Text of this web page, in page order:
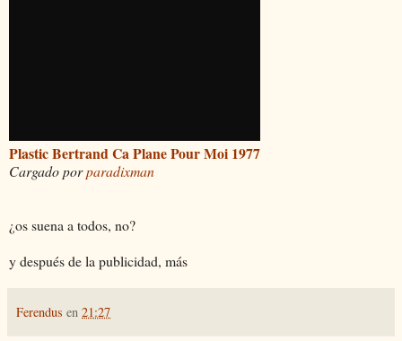
Plastic Bertrand Ca Plane Pour Moi 1977
Cargado porparadixman
¿os suena a todos, no?
y después de la publicidad, más
Ferendus en 21:27